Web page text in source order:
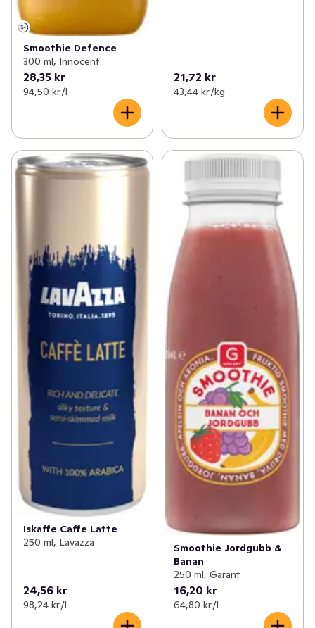
Smoothie Defence
300 ml, Innocent
28,35 kr
94,50 kr /l
21,72 kr
43,44 kr /kg
Iskaffe Caffe Latte
250 ml, Lavazza
24,56 kr
98,24 kr /l
Smoothie Jordgubb &
Banan
250 ml, Garant
16,20 kr
64,80 kr /l